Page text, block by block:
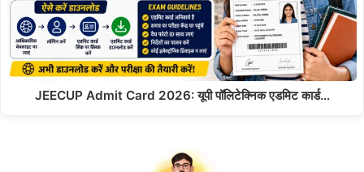
JEECUP Admit Card 2026: यूपी पॉलिटेक्निक एडमिट कार्ड…